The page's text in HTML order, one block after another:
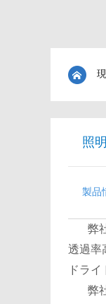
照
製品
弊
透過率
ドラ
弊